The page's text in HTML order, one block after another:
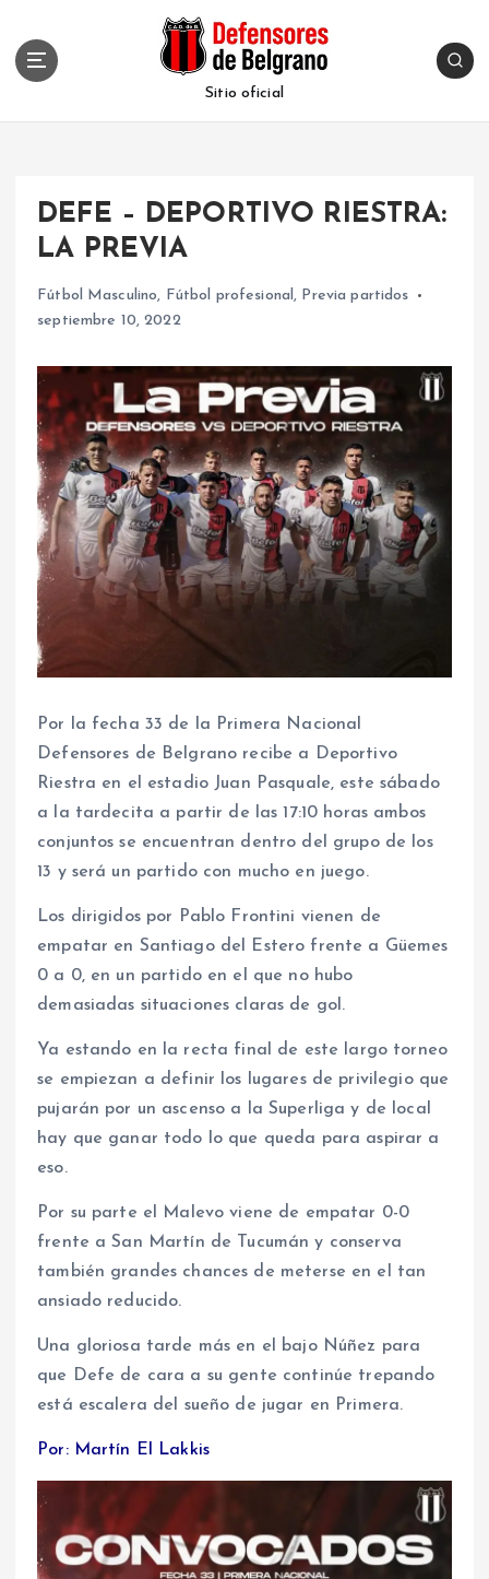
Sitio oficial
DEFE – DEPORTIVO RIESTRA:
LA PREVIA
Fútbol Masculino, Fútbol profesional, Previa partidos
septiembre 10, 2022
Por la fecha 33 de la Primera Nacional
Defensores de Belgrano recibe a Deportivo
Riestra en el estadio Juan Pasquale, este sábado
a la tardecita a partir de las 17:10 horas ambos
conjuntos se encuentran dentro del grupo de los
13 y será un partido con mucho en juego.
Los dirigidos por Pablo Frontini vienen de
empatar en Santiago del Estero frente a Güemes
0 a 0, en un partido en el que no hubo
demasiadas situaciones claras de gol.
Ya estando en la recta final de este largo torneo
se empiezan a definir los lugares de privilegio que
pujarán por un ascenso a la Superliga y de local
hay que ganar todo lo que queda para aspirar a
eso.
Por su parte el Malevo viene de empatar 0-0
frente a San Martín de Tucumán y conserva
también grandes chances de meterse en el tan
ansiado reducido.
Una gloriosa tarde más en el bajo Núñez para
que Defe de cara a su gente continúe trepando
está escalera del sueño de jugar en Primera.
Por: Martín El Lakkis